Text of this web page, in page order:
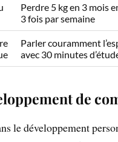
Perdre 5 kg en 3 mois
3 fois par semaine
Parler couramment
avec 30 minutes
de
le développement